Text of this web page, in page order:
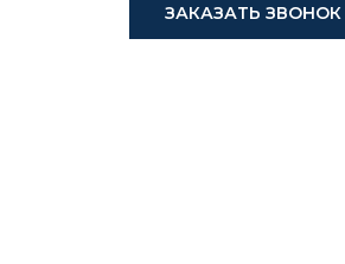
ЗАКАЗАТЬ ЗВОНОК